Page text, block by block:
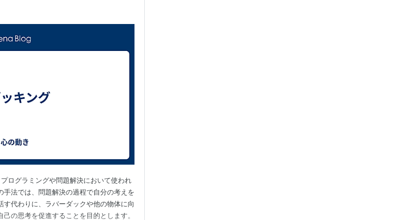
ログラミングや問題解決において使われ
法では、問題解決の過程で自分の考えを
代わりに、ラバーダックや他の物体に向
の思考を促進することを目的とします。